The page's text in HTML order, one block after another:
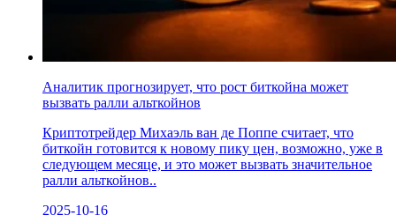
Аналитик прогнозирует, что рост биткойна может
вызвать ралли альткойнов
Криптотрейдер Михаэль ван де Поппе считает, что
биткойн готовится к новому пику цен, возможно, уже в
следующем месяце, и это может вызвать значительное
ралли альткойнов..
2025-10-16